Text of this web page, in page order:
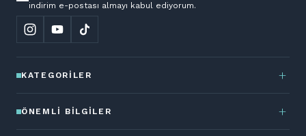
indirim e-postası almayı kabul ediyorum.
KATEGORILER
ÖNEMLI BILGILER